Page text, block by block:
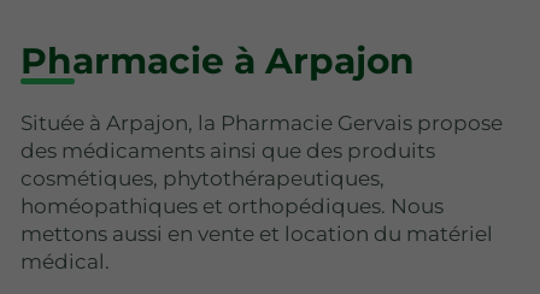
Pharmacie à Arpajon
Située à Arpajon, la Pharmacie Gervais propose
des médicaments ainsi que des produits
cosmétiques, phytothérapeutiques,
homéopathiques et orthopédiques. Nous
mettons aussi en vente et location du matériel
médical.